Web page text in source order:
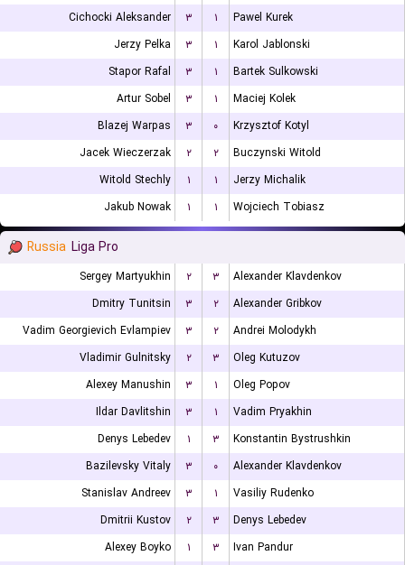
Cichocki Aleksander ۳ ۱
Pawel Kurek
Jerzy Pelka
۳ ۱
Karol Jablonski
Stapor Rafal
۳ ۱
Bartek Sulkowski
Artur Sobel
۳ ۱
Maciej Kolek
Blazej Warpas
۳ ۰
Krzysztof Kotyl
Jacek Wieczerzak
۲ ۲
Buczynski Witold
Witold Stechly
۱ ۱
Jerzy Michalik
Jakub Nowak
۱ ۱ Wojciech Tobiasz
Russia Liga Pro
Sergey Martyukhin ۲ ۳
Alexander Klavdenkov
Dmitry Tunitsin
۳ ۲
Alexander Gribkov
Vadim Georgievich Evlampiev
۳ ۲
Andrei Molodykh
Vladimir Gulnitsky
۲ ۳
Oleg Kutuzov
Alexey Manushin
۳ ۱
Oleg Popov
Ildar Davlitshin
۳ ۱
Vadim Pryakhin
Denys Lebedev
۱ ۳
Konstantin Bystrushkin
Bazilevsky Vitaly
۳ ۰
Alexander Klavdenkov
Stanislav Andreev
۳ ۱
Vasiliy Rudenko
Dmitrii Kustov
۲ ۳
Denys Lebedev
Alexey Boyko
۱ ۳
Ivan Pandur